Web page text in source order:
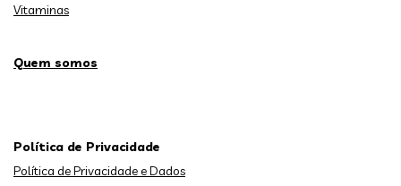
Vitaminas
Quem somos
Política de Privacidade
Política de Privacidade e Dados